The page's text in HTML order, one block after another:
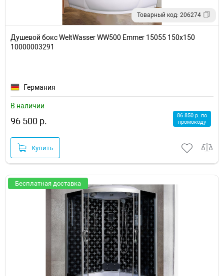
Товарный код: 206274
Душевой бокс WeltWasser WW500 Emmer 15055 150x150
10000003291
Германия
В наличии
96 500 р.
86 850 р. по
промокоду
Купить
Бесплатная доставка